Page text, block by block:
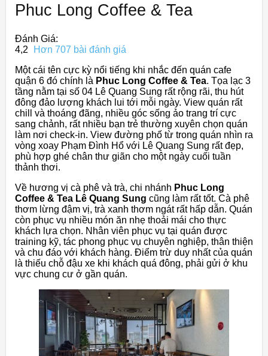
Phuc Long Coffee & Tea
Đánh Giá:
4,2
Hơn 707 bài đánh giá
Một cái tên cực kỳ nổi tiếng khi nhắc đến quán cafe
quận 6 đó chính là Phuc Long Coffee & Tea. Tọa lạc 3
tầng nằm tại số 04 Lê Quang Sung rất rộng rãi, thu hút
đông đảo lượng khách lui tới mỗi ngày. View quán rất
chill và thoáng đãng, nhiều góc sống ảo trang trí cực
sang chảnh, rất nhiều bạn trẻ thường xuyên chọn quán
làm nơi check-in. View đường phố từ trong quán nhìn ra
vòng xoay Phạm Đình Hổ với Lê Quang Sung rất đẹp,
phù hợp ghé chân thư giãn cho một ngày cuối tuần
thảnh thơi.
Về hương vị cà phê và trà, chi nhánh Phuc Long
Coffee & Tea Lê Quang Sung cũng làm rất tốt. Cà phê
thơm lừng đậm vị, trà xanh thơm ngát rất hấp dẫn. Quán
còn phục vụ nhiều món ăn nhẹ thoải mái cho thực
khách lựa chọn. Nhân viên phục vụ tại quán được
training kỹ, tác phong phục vụ chuyên nghiệp, thân thiện
và chu đáo với khách hàng. Điểm trừ duy nhất của quán
là thiếu chỗ đậu xe khi khách quá đông, phải gửi ở khu
vực chung cư ở gần quán.